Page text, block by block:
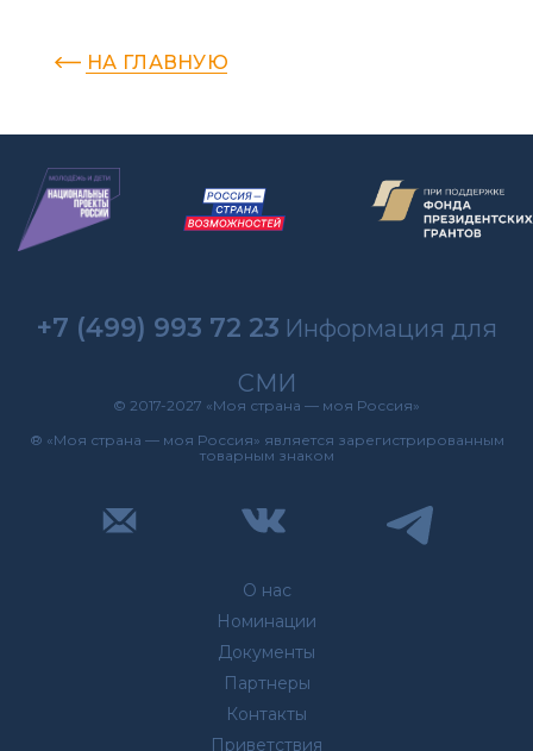
НА ГЛАВНУЮ
О нас
Номинации
Документы
Партнеры
Контакты
Приветствия
+7 (499) 993 72 23 Информация для
СМИ
© 2017-2027 «Моя страна — моя Россия»
® «Моя страна — моя Россия» является зарегистрированным
товарным знаком